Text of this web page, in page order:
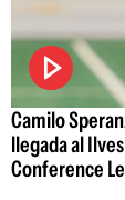
Camilo
llegada al
Conference